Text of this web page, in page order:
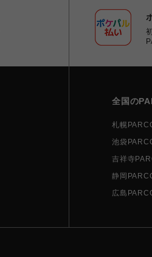
全国の
札幌
池袋
吉祥寺
静岡
広島